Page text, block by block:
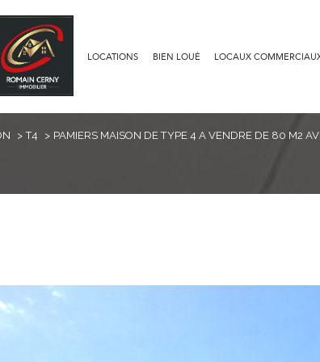
LOCATIONS BIEN LOUÉ LOCAUX
Voir les9annonces
T4 PAMIERS MAISON DE TYPE 4 A VENDRE DE 80 M2